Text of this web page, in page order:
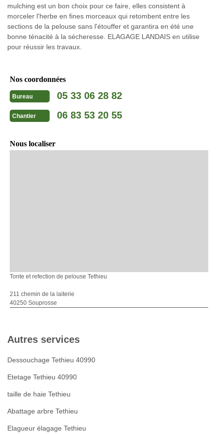
mulching est un bon choix pour ce faire, elles consistent à
morceler l'herbe en fines morceaux qui retombent entre les
sections de la pelouse sans l'étouffer et garantira en été une
bonne ténacité à la sécheresse. ELAGAGE LANDAIS en utilise
pour réussir les travaux.
Nos coordonnées
Bureau 05 33 06 28 82
Chantier 06 83 53 20 55
Nous localiser
Tonte et refection de pelouse Tethieu
211 chemin de la laiterie
40250 Souprosse
Autres services
Dessouchage Tethieu 40990
Etetage Tethieu 40990
taille de haie Tethieu
Abattage arbre Tethieu
Elagueur élagage Tethieu